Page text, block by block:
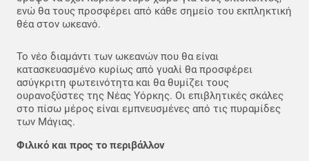
ενώ θα τους προσφέρει από κάθε σημείο του εκπληκτική
θέα στον ωκεανό.
Το νέο διαμάντι των ωκεανών που θα είναι
κατασκευασμένο κυρίως από γυαλί θα προσφέρει
ασύγκριτη φωτεινότητα και θα θυμίζει τους
ουρανοξύστες της Νέας Υόρκης. Οι επιβλητικές σκάλες
στο πίσω μέρος είναι εμπνευσμένες από τις πυραμίδες
των Μάγιας.
Φιλικό και προς το περιβάλλον